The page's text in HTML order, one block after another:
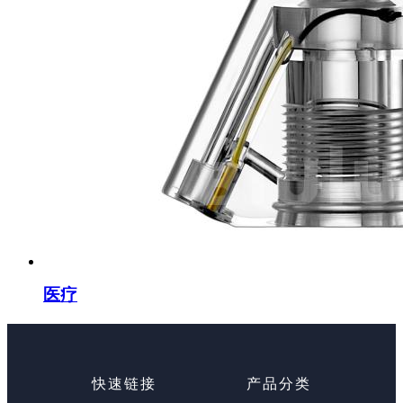
医疗
快速链接 产品分类